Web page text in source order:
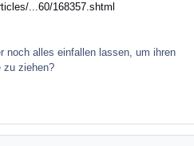
...60/168357.shtml
noch alles einfallen lassen, um ihren
zu ziehen?